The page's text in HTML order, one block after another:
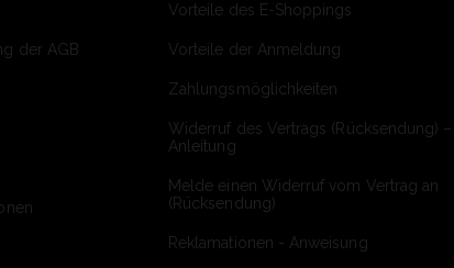
der AGB
Vorteile des E-Shoppings
Vorteile der Anmeldung
Zahlungsmöglichkeiten
Widerruf des Vertrags (Rücksendung) –
Anleitung
Melde einen Widerruf vom Vertrag an
(Rücksendung)
Reklamationen - Anweisung